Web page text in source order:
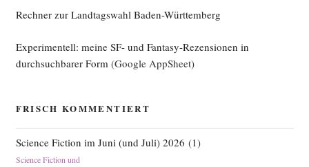
Rechner zur Landtagswahl Baden-Württemberg
Experimentell: meine SF- und Fantasy-Rezensionen in
durchsuchbarer Form (Google AppSheet)
FRISCH KOMMENTIERT
Science Fiction im Juni (und Juli) 2026 (1)
Science Fiction und